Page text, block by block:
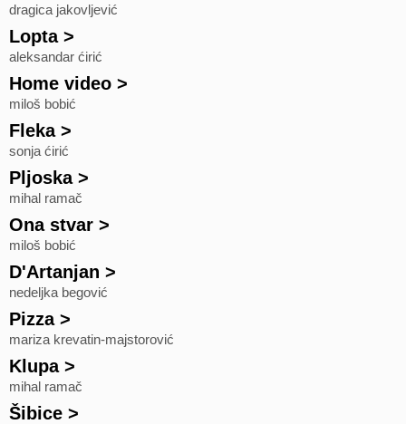
dragica jakovljević
Lopta>
aleksandar ćirić
Home video >
miloš bobić
Fleka>
sonja ćirić
Pljoska>
mihal ramač
Ona stvar >
miloš bobić
D'Artanjan >
nedeljka begović
Pizza>
mariza krevatin-majstorović
Klupa>
mihal ramač
Šibice >